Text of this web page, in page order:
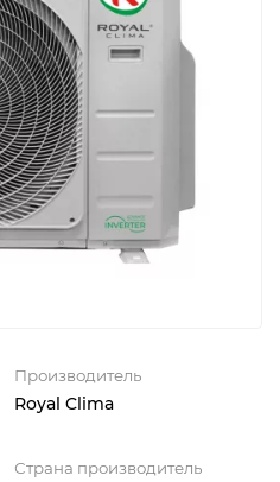
Производитель
Royal Clima
Страна производитель